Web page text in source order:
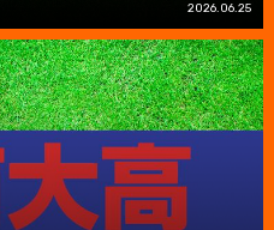
2026.06.25